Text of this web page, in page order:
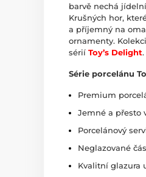
barvě nechá
Krušných hor,
a příjemný na
ornamenty. Kolekci
sérií Toy’s Delight.
Série porcelánu
Premium
Jemné a přesto
Porcelánový
Neglazované
Kvalitní glazura